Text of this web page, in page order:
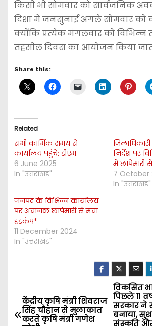
किसी भी सोमवार को सार्वजनिक
दिशा में जनसुनाई अगले सोमवार को
क्योंकि प्रत्येक मंगलवार को विभिन्न
तहसील दिवस का आयोजन किया
Share this:
Related
सभी कार्मिक समय से
कार्यालय पहुंचे: डीएम
6 June 2025
In "उत्तराखंड"
निर्देश पर
में छापेमारी
7 October
In "उत्तराखंड"
जनपद के विभिन्न कार्यालय
पर अचानक छापेमारी से मचा
हडकंप*
11 December 2024
In "उत्तराखंड"
P
o
विकसित
पिछले 11
सरकार ने
बनाया,
संस्कृति और
केंद्रीय कृषि मंत्री शिवराज
सिंह चौहान से मुलाकात
करते कृषि मंत्री गणेश